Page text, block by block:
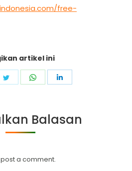
free-
artikel ini
Share
Share
Balasan
a comment.